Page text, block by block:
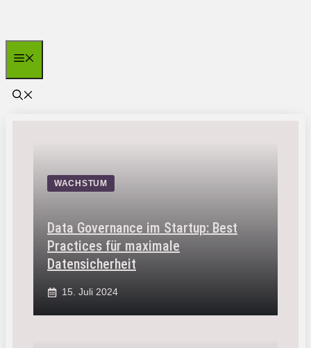
springen
WACHSTUM
Data Governance im Startup: Best
Practices für maximale
Datensicherheit
15. Juli 2024